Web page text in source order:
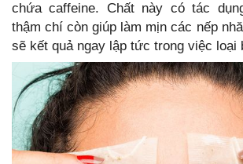
chứa caffeine. Chất này có tác
thậm chí còn giúp làm mịn các nếp
sẽ kết quả ngay lập tức trong việc loại